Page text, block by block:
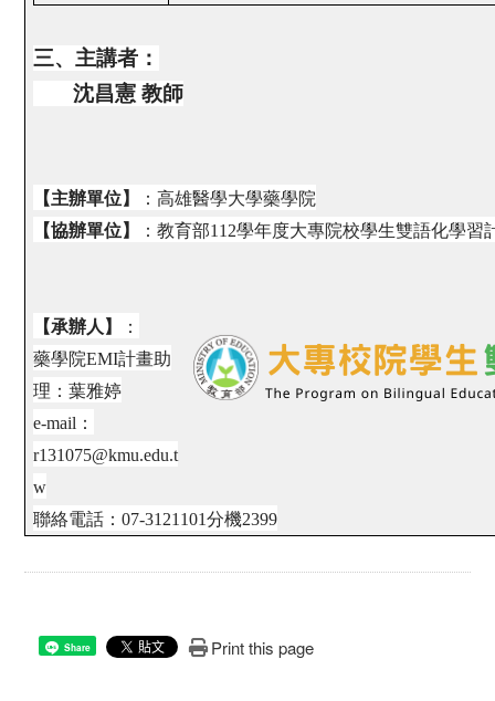
三、主講者：
沈昌憲 教師
【主辦單位】
：高雄醫學大學藥學院
【協辦單位】
：教育部112學年度大專院校學生雙語化學習
【承辦人】
：
藥學院EMI計畫助
理：葉雅婷
e-mail：
r131075@kmu.edu.t
w
聯絡電話：07-3121101分機2399
Share Print this page